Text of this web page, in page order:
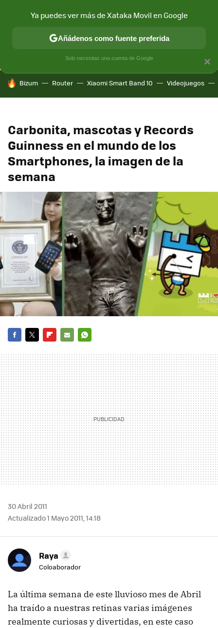
CONECTIVIDAD MÓVIL Y SOCIEDAD APLICACIONES
HOY SE HABLA DE
Bizum Router Xiaomi Smart Band 10 Videojuegos
Carbonita, mascotas y Records
Guinness en el mundo de los
Smartphones, la imagen de la
semana
MAIL
30 Abril 2011
Actualizado 1 Mayo 2011, 14:18
Raya
Coloaborador
La última semana de este lluvioso mes de Abril
ha traído a nuestras retinas varias imágenes
realmente curiosas y divertidas, en este caso
×
Ya puedes ver más de Xataka Movil en Google
Añádenos como fuente preferida
Solo necesitas una cuenta de Google